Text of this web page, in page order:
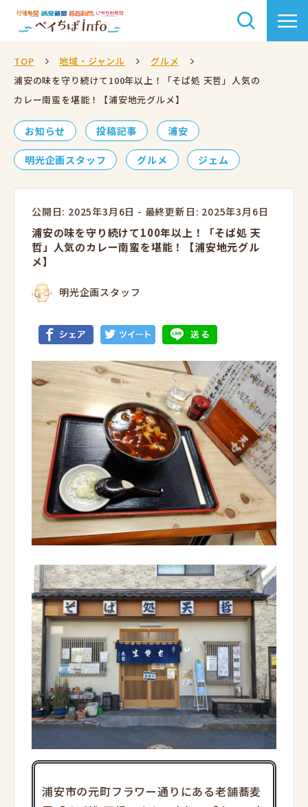
TOP 地域・ジャンル
グルメ
浦安の味を守り続けて100年以上！「そば処 天哲」人気の
カレー南蛮を堪能！【浦安地元グルメ】
お知らせ 投稿記事 浦安
明光企画スタッフ グルメ ジェム
公開日: 2025年3月6日 - 最終更新日: 2025年3月6日
浦安の味を守り続けて100年以上！「そば処 天
哲」人気のカレー南蛮を堪能！【浦安地元グル
メ】
明光企画スタッフ
浦安市の元町フラワー通りにある老舗蕎麦